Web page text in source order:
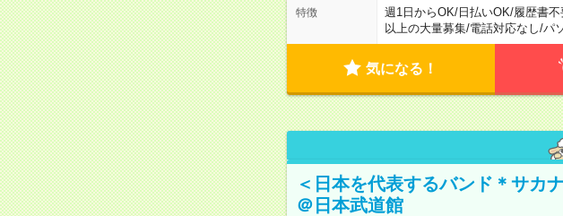
特徴 週1日からOK/日払いOK/履歴書不
以上の大量募集/電話対応なし/パ
気になる！
＜日本を代表するバンド＊サカ
＠日本武道館